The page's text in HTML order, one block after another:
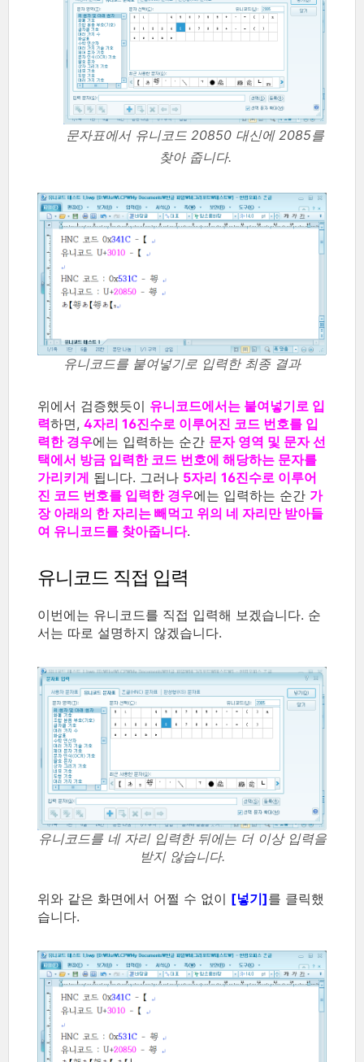
문자표에서 유니코드 20850 대신에 2085를
찾아 줍니다.
유니코드를 붙여넣기로 입력한 최종 결과
위에서 검증했듯이 유니코드에서는 붙여넣기로 입
력하면, 4자리 16진수로 이루어진 코드 번호를 입
력한 경우에는 입력하는 순간 문자 영역 및 문자 선
택에서 방금 입력한 코드 번호에 해당하는 문자를
가리키게 됩니다. 그러나 5자리 16진수로 이루어
진 코드 번호를 입력한 경우에는 입력하는 순간 가
장 아래의 한 자리는 빼먹고 위의 네 자리만 받아들
여 유니코드를 찾아줍니다.
유니코드 직접 입력
이번에는 유니코드를 직접 입력해 보겠습니다. 순
서는 따로 설명하지 않겠습니다.
유니코드를 네 자리 입력한 뒤에는 더 이상 입력을
받지 않습니다.
위와 같은 화면에서 어쩔 수 없이 [넣기]를 클릭했
습니다.